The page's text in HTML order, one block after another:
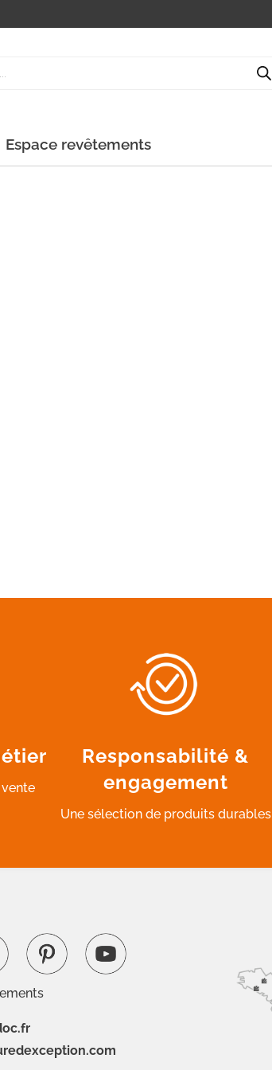
Espace revêtements
Responsabilité &
engagement
Une sélection de produits durables